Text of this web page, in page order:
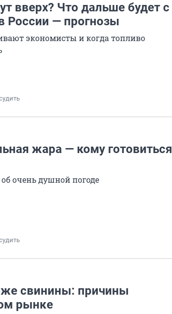
вверх? Что дальше будет с
России — прогнозы
экономисты и когда топливо
жара — кому готовиться
очень душной погоде
свинины: причины
рынке